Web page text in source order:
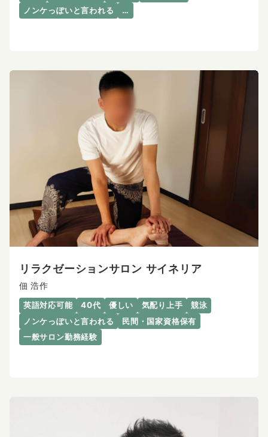
ノンケっぽいと言われる
…
リラクゼーションサロン サイネリア
佃 浩作
英語対応可能 40代 優しい 気配り上手
競泳
ノンケっぽいと言われる
民間・国家資格保有
一般サロン勤務経験